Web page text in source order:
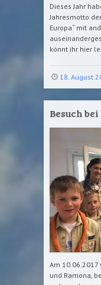
Dieses Jahr
Jahresmotto
Europa“ mit
könnt ihr hier
18. August
Besuch
Am 10.06.2017
und Ramona,